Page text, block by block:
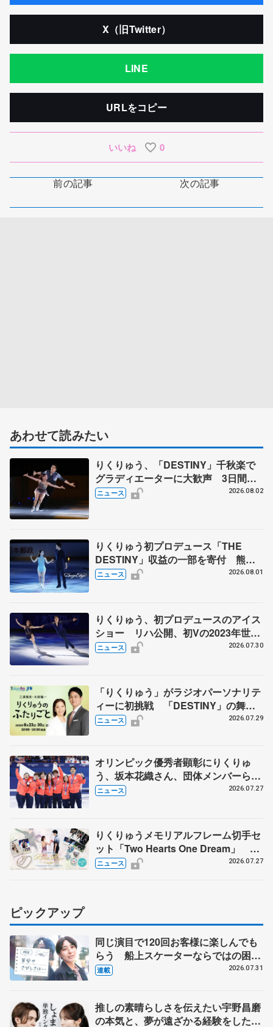
X（旧Twitter）
LINE
URLをコピー
いいね 0
前の記事 次の記事
あわせて読みたい
りくりゅう、「DESTINY」千秋楽で
グラディエーターに大歓声 3日間の
計4公演で延べ約１万8千人動員、三浦
ニュース 2026.08.02
りくりゅう初プロデュース「THE
DESTINY」収益の一部を寄付 熊本
地震、被災者支援
ニュース 2026.08.01
りくりゅう、初プロデュースのアイス
ショー リハ公開、初Vの2023年世界
選手権のSP披露 ハゼボロ、チョク
ニュース 2026.07.30
「りくりゅう」がラジオパーソナリテ
ィーに初挑戦 「DESTINY」の舞台
裏エピソードも
ニュース 2026.07.29
オリンピック優秀者顕彰にりくりゅ
う、坂本花織さん、団体メンバーら
8月7日に文科省が表彰式、ブルーノ・
ニュース 2026.07.27
りくりゅうメモリアルフレーム切手セ
ット「Two Hearts One Dream」 受
注生産、7月29日受け付け開始
ニュース 2026.07.27
ピックアップ
同じ演目で120回お客様に楽しんでも
らう 船上スケーターならではの困難
とは 影響あったPIW前キャプテン松
連載 2026.07.31
推しの素晴らしさを伝えたい宇野昌磨
の本気と、夢が遠ざかる経験をした本